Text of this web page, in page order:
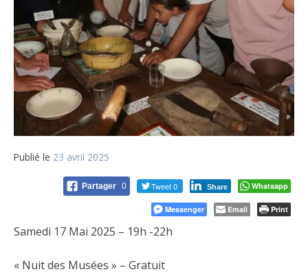
Publié le 23 avril 2025
Partager 0 Tweet 0 Share Whatsapp
Messenger Email Print
Samedi 17 Mai 2025 – 19h -22h
« Nuit des Musées » – Gratuit